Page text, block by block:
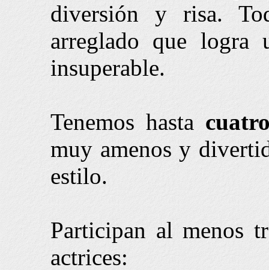
diversión y risa.
arreglado que logra
insuperable.
Tenemos hasta
muy amenos y
estilo.
Participan al menos
actrices: